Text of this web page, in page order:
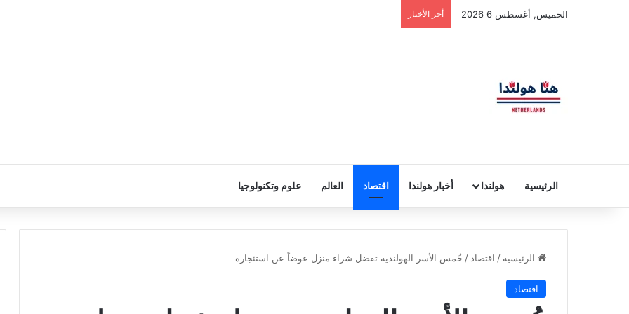
الخميس, أغسطس 6 2026 أخر الأخبار
الرئيسية هولندا أخبار هولندا اقتصاد العالم علوم وتكنولوجيا
الرئيسية / اقتصاد / خُمس الأسر الهولندية تفضل شراء منزل عوضاً عن استئجاره
اقتصاد